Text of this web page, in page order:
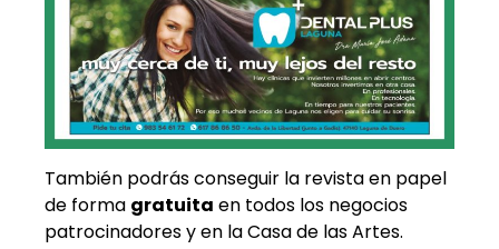
También podrás conseguir la revista en papel
de forma gratuita en todos los negocios
patrocinadores y en la Casa de las Artes.